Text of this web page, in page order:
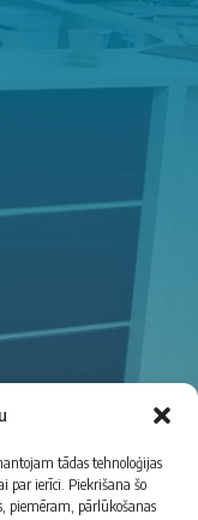
tādas tehnoloģijas
par ierīci. Piekrišana šo
piemēram, pārlūkošanas